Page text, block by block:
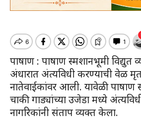
पाषाण : पाषाण स्मशानभूमी विद्युत
अंधारात अंत्यविधी करण्याची वेळ
नातेवाईकांवर आली. यावेळी पाषाण
चाकी गाड्यांच्या उजेडा मध्ये
नागरिकांनी संताप व्यक्त केला.